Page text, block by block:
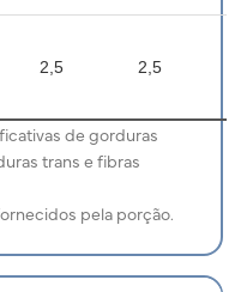
2,5 2,5
de gorduras
trans e fibras
pela porção.